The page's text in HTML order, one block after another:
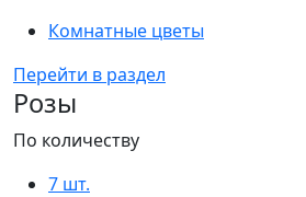
Комнатные цветы
Перейти в раздел
Розы
По количеству
7 шт.